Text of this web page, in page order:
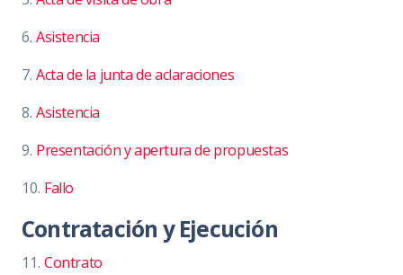
6. Asistencia
7. Acta de la junta de aclaraciones
8. Asistencia
9. Presentación y apertura de propuestas
10. Fallo
Contratación y Ejecución
11. Contrato